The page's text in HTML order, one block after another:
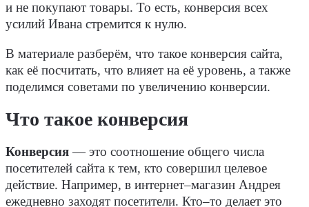
и не покупают товары. То есть, конверсия всех
усилий Ивана стремится к нулю.
В материале разберём, что такое конверсия сайта,
как её посчитать, что влияет на её уровень, а также
поделимся советами по увеличению конверсии.
Что такое конверсия
Конверсия— это соотношение общего числа
посетителей сайта к тем, кто совершил целевое
действие. Например, в интернет–магазин Андрея
ежедневно заходят посетители. Кто–то делает это